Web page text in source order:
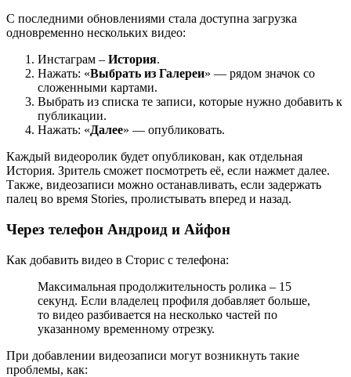
С последними обновлениями стала доступна загрузка
одновременно нескольких видео:
Инстаграм – История.
Нажать: «Выбрать из Галереи» — рядом значок со
сложенными картами.
Выбрать из списка те записи, которые нужно добавить к
публикации.
Нажать: «Далее» — опубликовать.
Каждый видеоролик будет опубликован, как отдельная
История. Зритель сможет посмотреть её, если нажмет далее.
Также, видеозаписи можно останавливать, если задержать
палец во время Stories, пролистывать вперед и назад.
Через телефон Андроид и Айфон
Как добавить видео в Сторис с телефона:
Максимальная продолжительность ролика – 15
секунд. Если владелец профиля добавляет больше,
то видео разбивается на несколько частей по
указанному временному отрезку.
При добавлении видеозаписи могут возникнуть такие
проблемы, как: